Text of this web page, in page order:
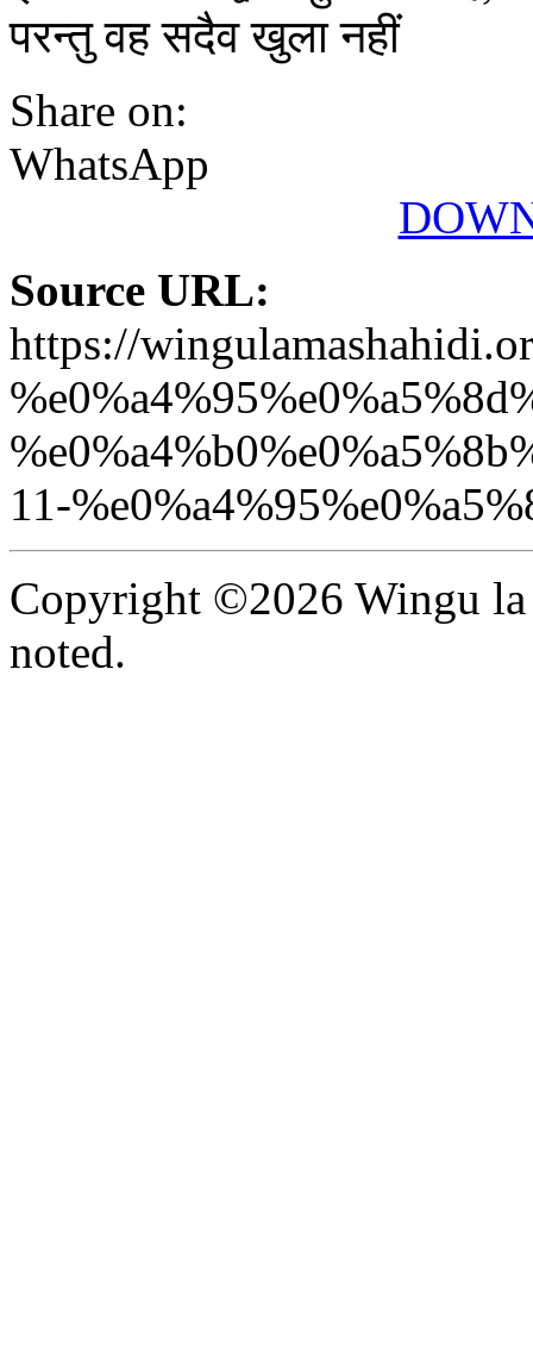
परन्तु वह सदैव खुला नहीं
Share on:
WhatsApp
Source URL:
https://
11-
Copyright ©2026 Wingu la
noted.